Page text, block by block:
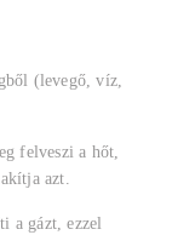
(levegő, víz,
felveszi a hőt,
azt.
a gázt, ezzel